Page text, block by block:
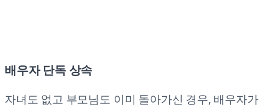
배우자 단독 상속
자녀도 없고 부모님도 이미 돌아가신 경우, 배우자가